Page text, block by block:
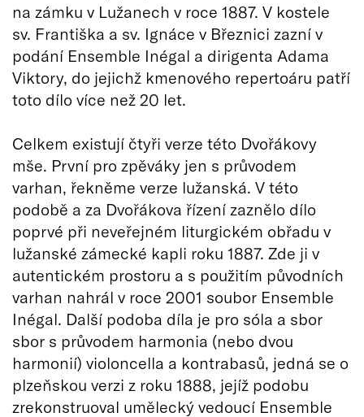
na zámku v Lužanech v roce 1887. V kostele
sv. Františka a sv. Ignáce v Březnici zazní v
podání Ensemble Inégal a dirigenta Adama
Viktory, do jejichž kmenového repertoáru patří
toto dílo více než 20 let.
Celkem existují čtyři verze této Dvořákovy
mše. První pro zpěváky jen s průvodem
varhan, řekněme verze lužanská. V této
podobě a za Dvořákova řízení zaznělo dílo
poprvé při neveřejném liturgickém obřadu v
lužanské zámecké kapli roku 1887. Zde ji v
autentickém prostoru a s použitím původních
varhan nahrál v roce 2001 soubor Ensemble
Inégal. Další podoba díla je pro sóla a sbor
sbor s průvodem harmonia (nebo dvou
harmonií) violoncella a kontrabasů, jedná se o
plzeňskou verzi z roku 1888, jejíž podobu
zrekonstruoval umělecký vedoucí Ensemble